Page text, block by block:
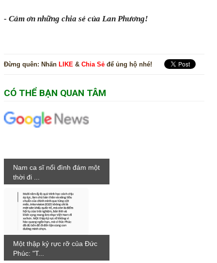
- Cảm ơn những chia sẻ của Lan Phương!
Đừng quên: Nhấn LIKE & Chia Sẻ để ủng hộ nhé!
CÓ THỂ BẠN QUAN TÂM
Nam ca sĩ nổi đình đám một
thời đi ...
Một thập kỷ rực rỡ của Đức
Phúc: "T...